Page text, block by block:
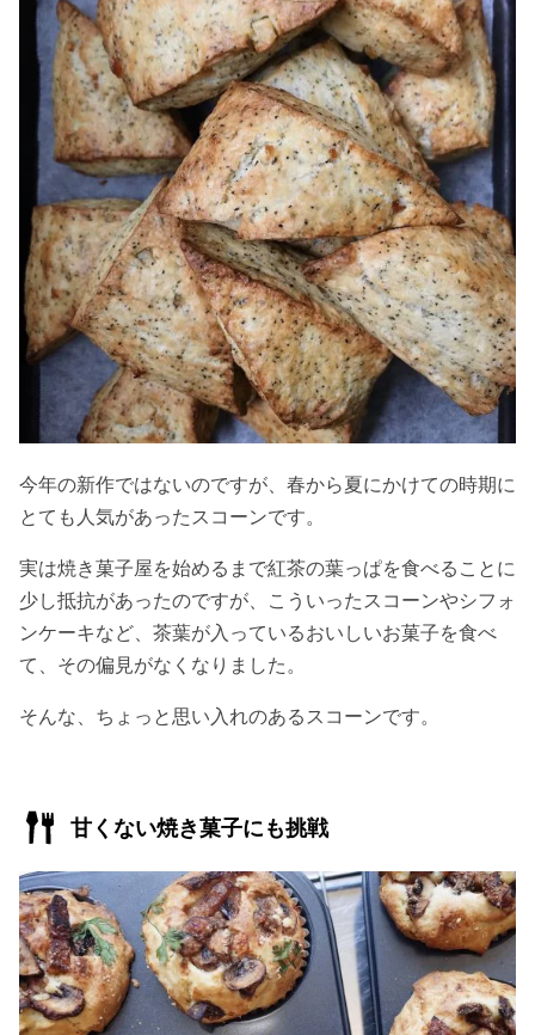
今年の新作ではないのですが、春から夏にかけての時期に
とても人気があったスコーンです。
実は焼き菓子屋を始めるまで紅茶の葉っぱを食べることに
少し抵抗があったのですが、こういったスコーンやシフォ
ンケーキなど、茶葉が入っているおいしいお菓子を食べ
て、その偏見がなくなりました。
そんな、ちょっと思い入れのあるスコーンです。
甘くない焼き菓子にも挑戦